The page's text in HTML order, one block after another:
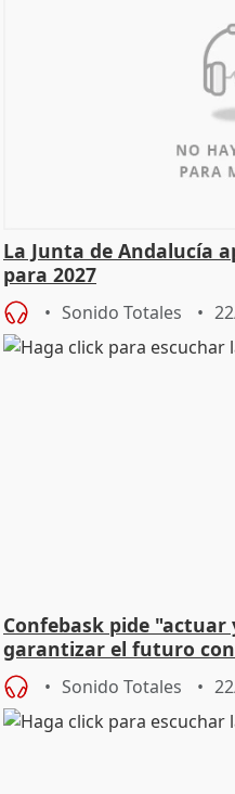
La Junta de Andalucía
para 2027
Sonido Totales
Confebask pide "actuar
garantizar el futuro
Sonido Totales